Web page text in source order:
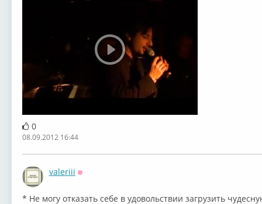
0
08.09.2012 16:44
valeriii
* Не могу отказать себе в удовольствии загрузить